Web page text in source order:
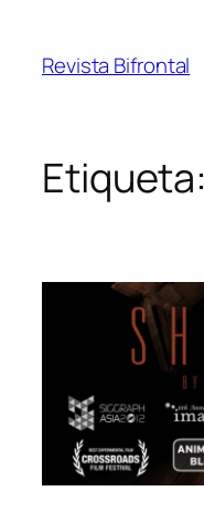
contenido
Revista Bifrontal
Etiqueta: